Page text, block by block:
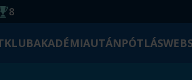
2014
Bajnoki cím
Magyar-Kupa győzelem
8
KLUBAKADÉMIAUTÁNPÓTLÁS